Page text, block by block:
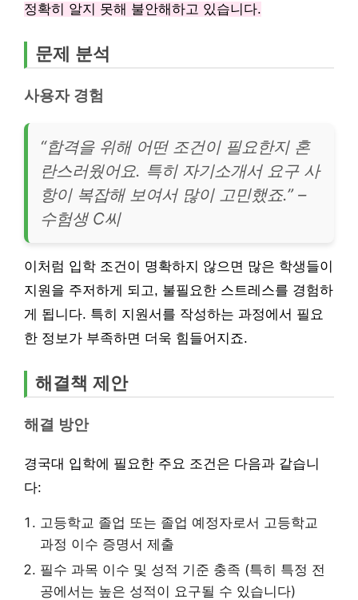
정확히 알지 못해 불안해하고 있습니다.
문제 분석
사용자 경험
“합격을 위해 어떤 조건이 필요한지 혼
란스러웠어요. 특히 자기소개서 요구 사
항이 복잡해 보여서 많이 고민했죠.” –
수험생 C씨
이처럼 입학 조건이 명확하지 않으면 많은 학생들이
지원을 주저하게 되고, 불필요한 스트레스를 경험하
게 됩니다. 특히 지원서를 작성하는 과정에서 필요
한 정보가 부족하면 더욱 힘들어지죠.
해결책 제안
해결 방안
경국대 입학에 필요한 주요 조건은 다음과 같습니
다:
고등학교 졸업 또는 졸업 예정자로서 고등학교
과정 이수 증명서 제출
필수 과목 이수 및 성적 기준 충족 (특히 특정 전
공에서는 높은 성적이 요구될 수 있습니다)